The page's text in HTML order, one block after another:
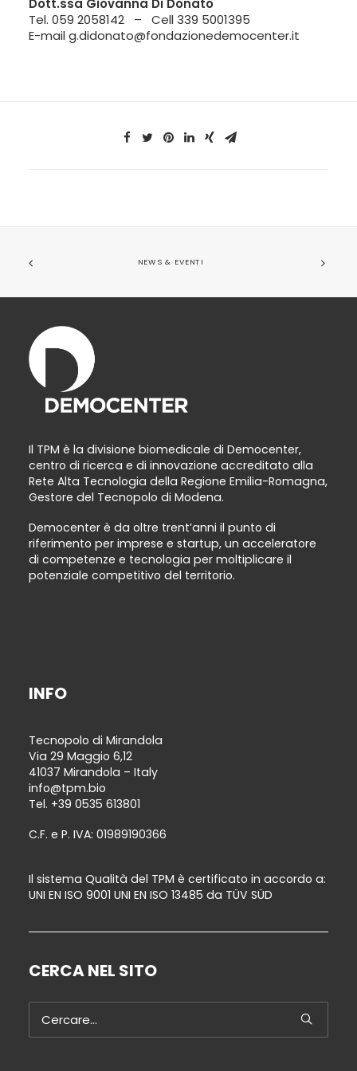
Dott.ssa Giovanna Di Donato
Tel. 059 2058142 – Cell 339 5001395
E-mail g.didonato@fondazionedemocenter.it
NEWS & EVENTI
Il TPM è la divisione biomedicale di Democenter,
centro di ricerca e di innovazione accreditato alla
Rete Alta Tecnologia della Regione Emilia-Romagna,
Gestore del Tecnopolo di Modena.
Democenter è da oltre trent’anni il punto di
riferimento per imprese e startup, un acceleratore
di competenze e tecnologia per moltiplicare il
potenziale competitivo del territorio.
INFO
Tecnopolo di Mirandola
Via 29 Maggio 6,12
41037 Mirandola – Italy
info@tpm.bio
Tel. +39 0535 613801
C.F. e P. IVA: 01989190366
Il sistema Qualità del TPM è certificato in accordo a:
UNI EN ISO 9001 UNI EN ISO 13485 da TÜV SÜD
CERCA NEL SITO